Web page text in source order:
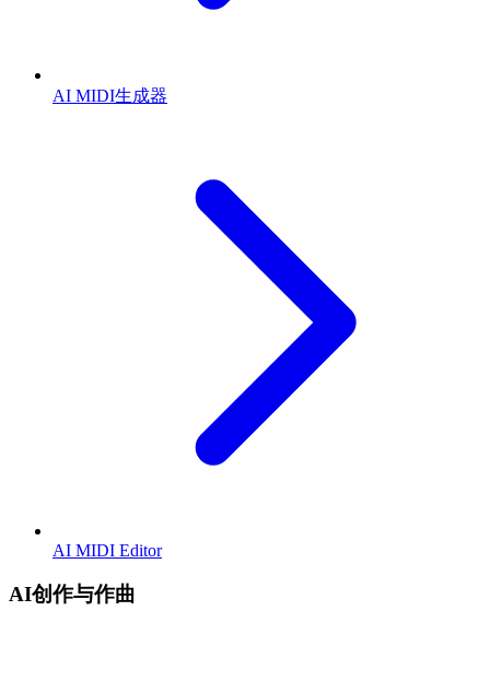
AI MIDI生成器
AI MIDI Editor
AI创作与作曲